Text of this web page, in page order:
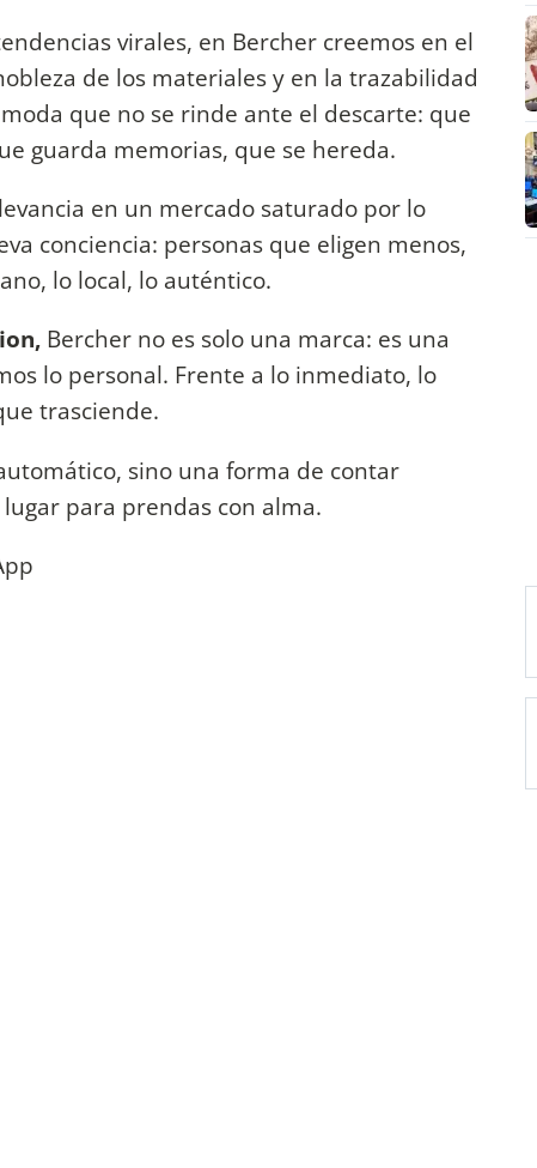
virales, en Bercher creemos en el
de los materiales y en la trazabilidad
que no se rinde ante el descarte: que
guarda memorias, que se hereda.
en un mercado saturado por lo
conciencia: personas que eligen menos,
lo local, lo auténtico.
Bercher no es solo una marca: es una
lo personal. Frente a lo inmediato, lo
trasciende.
sino una forma de contar
para prendas con alma.